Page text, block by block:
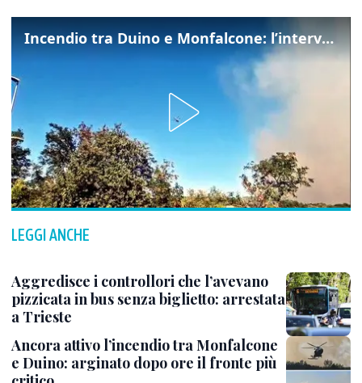
Incendio tra Duino e Monfalcone: l’intervento dei vigili del fuoco
LEGGI ANCHE
Aggredisce i controllori che l’avevano
pizzicata in bus senza biglietto: arrestata
a Trieste
Ancora attivo l’incendio tra Monfalcone
e Duino: arginato dopo ore il fronte più